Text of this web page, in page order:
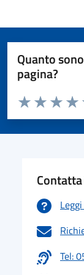
Quanto
pagina?
Valuta da 1 a 5
Valuta
Valuta 2
Valuta 1 stelle
Tel: